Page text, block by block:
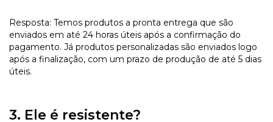
Resposta: Temos produtos a pronta entrega que são
enviados em até 24 horas úteis após a confirmação do
pagamento. Já produtos personalizadas são enviados logo
após a finalização, com um prazo de produção de até 5 dias
úteis.
3. Ele é resistente?